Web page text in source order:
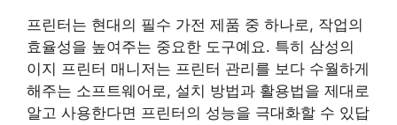
프린터는 현대의 필수 가전 제품 중 하나로, 작업의
효율성을 높여주는 중요한 도구예요. 특히 삼성의
이지 프린터 매니저는 프린터 관리를 보다 수월하게
해주는 소프트웨어로, 설치 방법과 활용법을 제대로
알고 사용한다면 프린터의 성능을 극대화할 수 있답